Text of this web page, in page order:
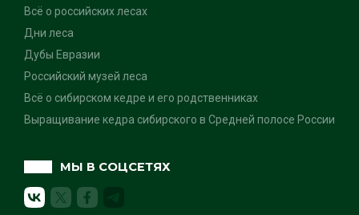
Всё о российских лесах
Дни леса
Дубы Евразии
Российский музей леса
Всё о сибирском кедре и его родственниках
Выращивание кедра сибирского в Средней полосе России
МЫ В СОЦСЕТЯХ